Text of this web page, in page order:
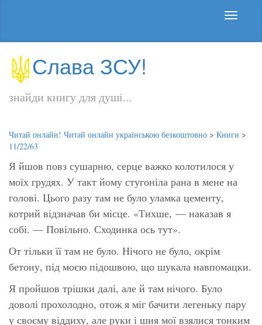
Слава ЗСУ!
знайди книгу для душі...
Читай онлайн! Читай онлайн українською безкоштовно > Книги >
11/22/63
Я йшов повз сушарню, серце важко колотилося у
моїх грудях. У такт йому стугоніла рана в мене на
голові. Цього разу там не було уламка цементу,
котрий відзначав би місце. «Тихше, — наказав я
собі. — Повільно. Сходинка ось тут».
От тільки її там не було. Нічого не було, окрім
бетону, під моєю підошвою, що шукала навпомацки.
Я пройшов трішки далі, але й там нічого. Було
доволі прохолодно, отож я міг бачити легеньку пару
у своєму віддиху, але руки і шия мої взялися тонким